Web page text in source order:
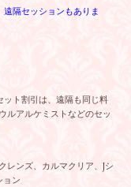
隔セッションもありま
ット割引は、遠隔も同じ料
ルアルケミストなどのセッ
レンズ、カルマクリア、Jシ
ョン